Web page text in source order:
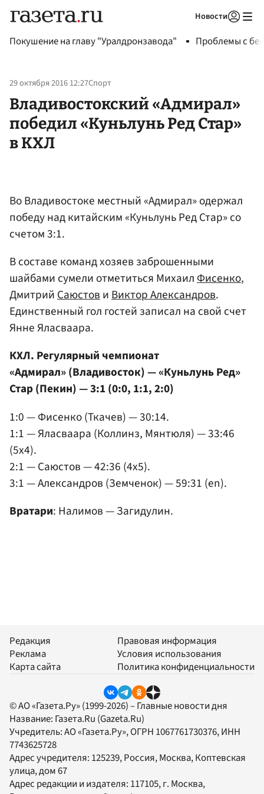
Новости
Покушение на главу "Уралдронзавода" Проблемы с
29 октября 2016 12:27Спорт
Владивостокский «Адмирал»
победил «Куньлунь Ред Стар»
в КХЛ
Во Владивостоке местный «Адмирал» одержал
победу над китайским «Куньлунь Ред Стар» со
счетом 3:1.
В составе команд хозяев заброшенными
шайбами сумели отметиться МихаилФисенко,
ДмитрийСаюстовиВиктор Александров.
Единственный гол гостей записал на свой счет
Янне Яласваара.
КХЛ. Регулярный чемпионат
«Адмирал» (Владивосток) — «Куньлунь Ред»
Стар (Пекин) — 3:1 (0:0, 1:1, 2:0)
1:0 — Фисенко (Ткачев) — 30:14.
1:1 — Яласваара (Коллинз, Мянтюля) — 33:46
(5x4).
2:1 — Саюстов — 42:36 (4x5).
3:1 — Александров (Земченок) — 59:31 (en).
Вратари: Налимов — Загидулин.
Редакция
Реклама
Карта сайта
Правовая информация
Условия использования
Политика конфиденциальности
© АО «Газета.Ру» (1999-2026) – Главные новости дня
Название: Газета.Ru (Gazeta.Ru)
Учредитель:АО «Газета.Ру», ОГРН 1067761730376, ИНН
7743625728
Адрес учредителя: 125239, Россия, Москва, Коптевская
улица, дом 67
Адрес редакции и издателя: 117105, г. Москва,